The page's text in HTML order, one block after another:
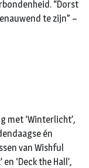
“Dorst
te zijn” –
met ‘Winterlicht’,
én
van Wishful
‘Deck the Hall’,